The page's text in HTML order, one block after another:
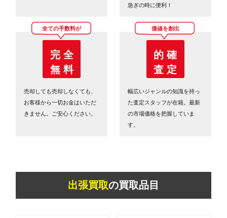
急ぎの時に便利！
全ての手数料が
完 全
無 料
売却しても売却しなくても、
お客様から一切お金はいただ
きません。ご安心ください。
価値を創出
的 確
査 定
幅広いジャンルの知識を持っ
た査定スタッフが在籍。最新
の市場価格を把握していま
す。
出張買取の買取品目